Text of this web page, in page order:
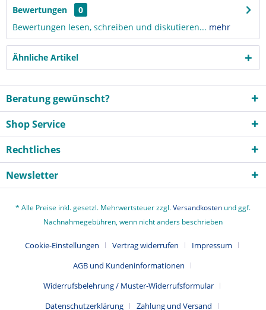
Bewertungen
0
Bewertungen lesen, schreiben und diskutieren... mehr
Ähnliche Artikel
Beratung gewünscht?
Shop Service
Rechtliches
Newsletter
* Alle Preise inkl. gesetzl. Mehrwertsteuer zzgl.Versandkosten und ggf.
Nachnahmegebühren, wenn nicht anders beschrieben
Cookie-Einstellungen Vertrag widerrufen
Impressum
AGB und Kundeninformationen
Widerrufsbelehrung / Muster-Widerrufsformular
Datenschutzerklärung
Zahlung und Versand